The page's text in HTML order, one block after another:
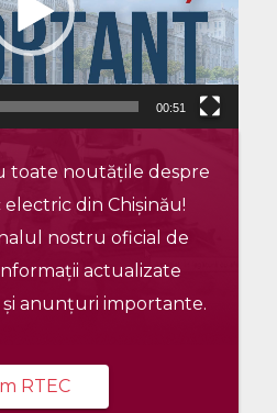
00:51
toate noutățile despre
din Chișinău!
nostru oficial de
actualizate
anunțuri importante.
RTEC